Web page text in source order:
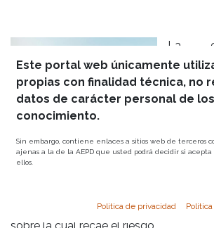
La
Se
tomador del seguro la
con todos los derechos y
sus Estatutos. Se entenderá como
Este portal web únicamente
propias con finalidad técnica, no
datos de carácter personal de
conocimiento.
Sin embargo, contiene enlaces a sitios web de terceros
ajenas a la de la AEPD que usted podrá decidir si acepta
ellos.
Politica de privacidad